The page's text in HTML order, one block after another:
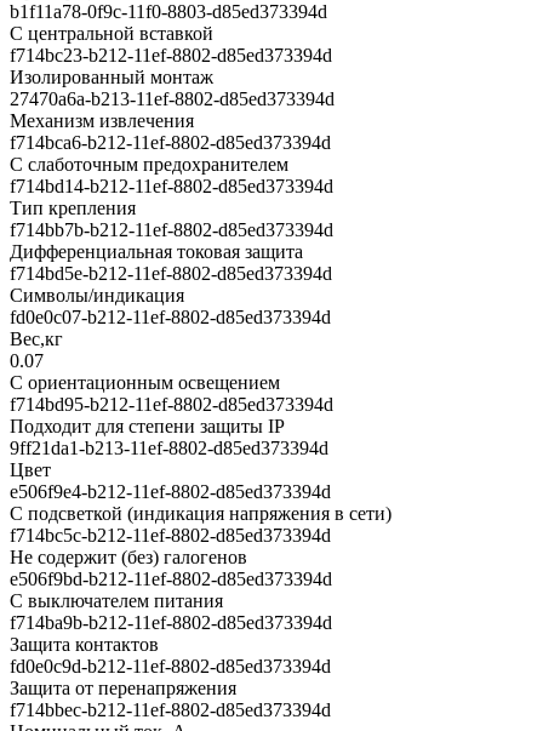
b1f11a78-0f9c-11f0-8803-d85ed373394d
С центральной вставкой
f714bc23-b212-11ef-8802-d85ed373394d
Изолированный монтаж
27470a6a-b213-11ef-8802-d85ed373394d
Механизм извлечения
f714bca6-b212-11ef-8802-d85ed373394d
С слаботочным предохранителем
f714bd14-b212-11ef-8802-d85ed373394d
Тип крепления
f714bb7b-b212-11ef-8802-d85ed373394d
Дифференциальная токовая защита
f714bd5e-b212-11ef-8802-d85ed373394d
Символы/индикация
fd0e0c07-b212-11ef-8802-d85ed373394d
Вес,кг
0.07
С ориентационным освещением
f714bd95-b212-11ef-8802-d85ed373394d
Подходит для степени защиты IP
9ff21da1-b213-11ef-8802-d85ed373394d
Цвет
e506f9e4-b212-11ef-8802-d85ed373394d
С подсветкой (индикация напряжения в сети)
f714bc5c-b212-11ef-8802-d85ed373394d
Не содержит (без) галогенов
e506f9bd-b212-11ef-8802-d85ed373394d
С выключателем питания
f714ba9b-b212-11ef-8802-d85ed373394d
Защита контактов
fd0e0c9d-b212-11ef-8802-d85ed373394d
Защита от перенапряжения
f714bbec-b212-11ef-8802-d85ed373394d